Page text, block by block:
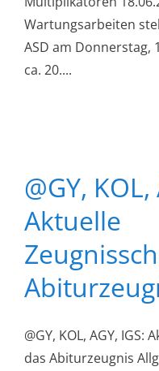
Wartungsarbeiten
ASD am Donnerstag,
ca. 20....
@GY, KOL,
Aktuelle
@GY, KOL, AGY,
das Abiturzeugnis